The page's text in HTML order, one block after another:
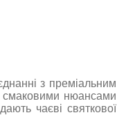
з преміальним
смаковими нюансами
чаєві святкової